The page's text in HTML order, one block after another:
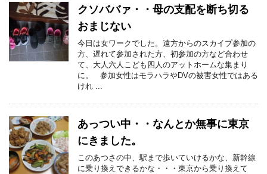
クソババァ・・母の支配を断ち切る
おまじない
今日は女ワークでした。遠方からのスカイプ参加の
方、遅れて参加された方、初参加の方など合わせ
て、大人六人こども四人のアットホームな集まり
に。 参加女性はモラハラやDVの被害女性ではある
けれ ...
あっつい中・・なんとか無事に東京
にきました。
このあつさの中、駅まで歩いていけるかな、新幹線
に乗り換えできるかな・・・東京から乗り換えて